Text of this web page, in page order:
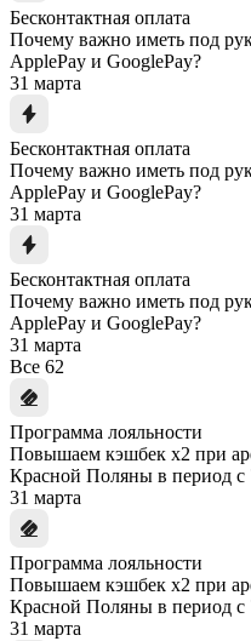
Бесконтактная оплата
Почему важно иметь под
ApplePay и GooglePay?
31 марта
Бесконтактная оплата
Почему важно иметь под
ApplePay и GooglePay?
31 марта
Бесконтактная оплата
Почему важно иметь под
ApplePay и GooglePay?
31 марта
Все 62
Программа лояльности
Повышаем кэшбек x2 при
Красной Поляны в период с
31 марта
Программа лояльности
Повышаем кэшбек x2 при
Красной Поляны в период с
31 марта